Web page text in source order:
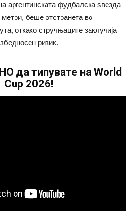
аргентинската фудбалска ѕвезда
беше отстранета во
откако стручњаците заклучија
ризик.
да типувате на World
Cup 2026!